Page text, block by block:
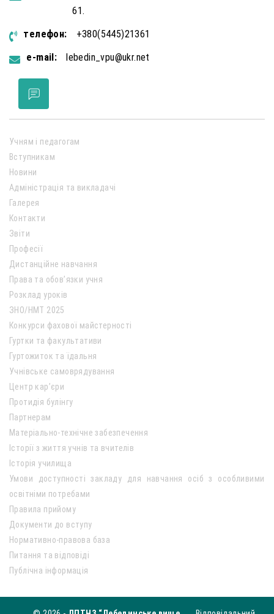
61.
телефон:
+380(5445)21361
e-mail:
lebedin_vpu@ukr.net
Учням і педагогам
Вступникам
Новини
Адміністрація та викладачі
Галерея
Контакти
Звіти
Професії
Дистанційне навчання
Права та обов’язки учня
Розклад уроків
ЗНО/НМТ 2025
Конкурси фахової майстерності
Гуртки та факультативи
Гуртожиток та їдальня
Учнівське самоврядування
Центр кар’єри
Протидія булінгу
Партнерам
Матеріально-технічне забезпечення
Історії з життя учнів та вчителів
Історія училища
Умови доступності закладу для навчання осіб з особливими
освітніми потребами
Правила прийому
Документи до вступу
Нормативно-правова база
Питання та відповіді
Публічна інформація